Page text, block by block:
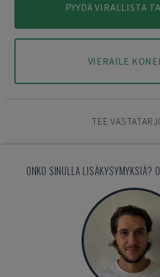
PYYDÄ VIRALLISTA
VIERAILE
TEE
ONKO SINULLA LISÄKYSYMYKSIÄ?